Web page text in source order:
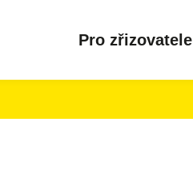
Pro zřizovatele